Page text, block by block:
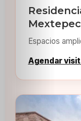
Inicio
Espacios
Agendar